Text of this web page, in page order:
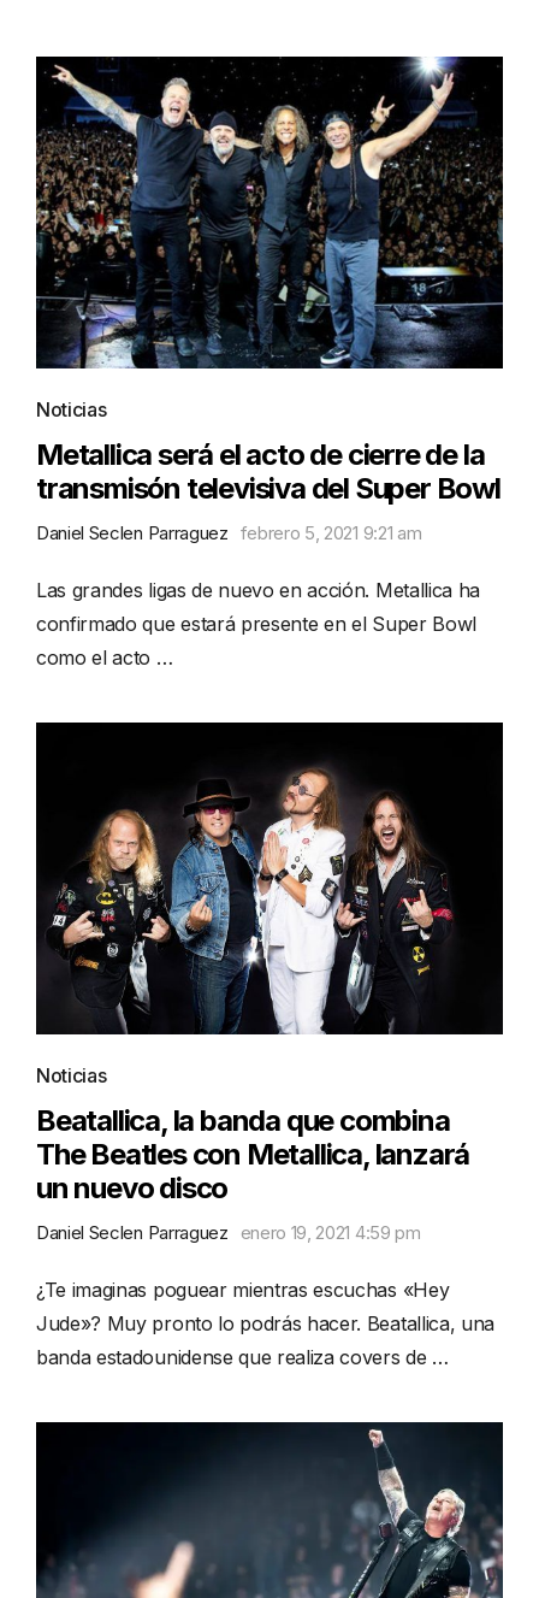
Noticias
Metallica será el acto de cierre de la
transmisón televisiva del Super Bowl
Daniel Seclen Parraguez febrero 5, 2021 9:21 am
Las grandes ligas de nuevo en acción. Metallica ha
confirmado que estará presente en el Super Bowl
como el acto …
Noticias
Beatallica, la banda que combina
The Beatles con Metallica, lanzará
un nuevo disco
Daniel Seclen Parraguez enero 19, 2021 4:59 pm
¿Te imaginas poguear mientras escuchas «Hey
Jude»? Muy pronto lo podrás hacer. Beatallica, una
banda estadounidense que realiza covers de …